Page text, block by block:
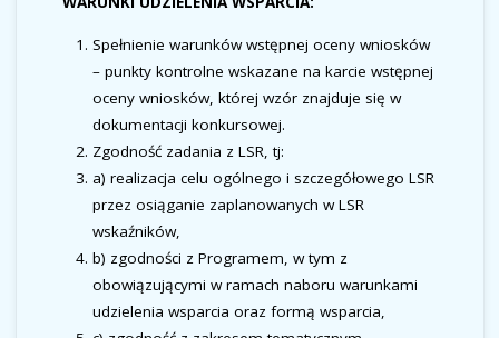
Spełnienie warunków wstępnej oceny wniosków
– punkty kontrolne wskazane na karcie wstępnej
oceny wniosków, której wzór znajduje się w
dokumentacji konkursowej.
Zgodność zadania z LSR, tj:
a) realizacja celu ogólnego i szczegółowego LSR
przez osiąganie zaplanowanych w LSR
wskaźników,
b) zgodności z Programem, w tym z
obowiązującymi w ramach naboru warunkami
udzielenia wsparcia oraz formą wsparcia,